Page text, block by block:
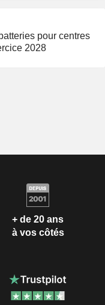
pour centres
2028
+ de 20 ans
à vos côtés